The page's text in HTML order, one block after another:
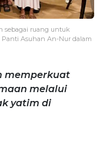
sebagai ruang untuk
Asuhan An-Nur dalam
memperkuat
melalui
yatim di